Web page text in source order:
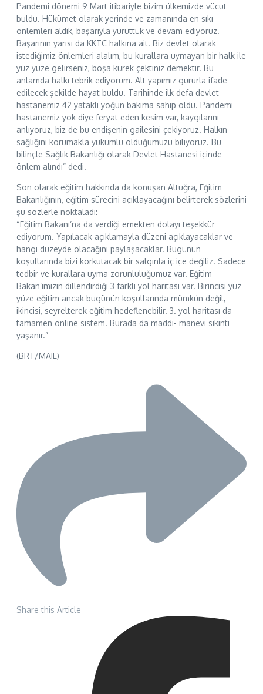
Pandemi dönemi 9 Mart itibariyle bizim ülkemizde vücut
buldu. Hükümet olarak yerinde ve zamanında en sıkı
önlemleri aldık, başarıyla yürüttük ve devam ediyoruz.
Başarının yarısı da KKTC halkına ait. Biz devlet olarak
istediğimiz önlemleri alalım, bu kurallara uymayan bir halk ile
yüz yüze gelirseniz, boşa kürek çektiniz demektir. Bu
anlamda halkı tebrik ediyorum. Alt yapımız gururla ifade
edilecek şekilde hayat buldu. Tarihinde ilk defa devlet
hastanemiz 42 yataklı yoğun bakıma sahip oldu. Pandemi
hastanemiz yok diye feryat eden kesim var, kaygılarını
anlıyoruz, biz de bu endişenin gailesini çekiyoruz. Halkın
sağlığını korumakla yükümlü olduğumuzu biliyoruz. Bu
bilinçle Sağlık Bakanlığı olarak Devlet Hastanesi içinde
önlem alındı” dedi.
Son olarak eğitim hakkında da konuşan Altuğra, Eğitim
Bakanlığının, eğitim sürecini açıklayacağını belirterek sözlerini
şu sözlerle noktaladı:
“Eğitim Bakanı’na da verdiği emekten dolayı teşekkür
ediyorum. Yapılacak açıklamayla düzeni açıklayacaklar ve
hangi düzeyde olacağını paylaşacaklar. Bugünün
koşullarında bizi korkutacak bir salgınla iç içe değiliz. Sadece
tedbir ve kurallara uyma zorunluluğumuz var. Eğitim
Bakan’ımızın dillendirdiği 3 farklı yol haritası var. Birincisi yüz
yüze eğitim ancak bugünün koşullarında mümkün değil,
ikincisi, seyrelterek eğitim hedeflenebilir. 3. yol haritası da
tamamen online sistem. Burada da maddi- manevi sıkıntı
yaşanır.”
(BRT/MAIL)
Share this Article